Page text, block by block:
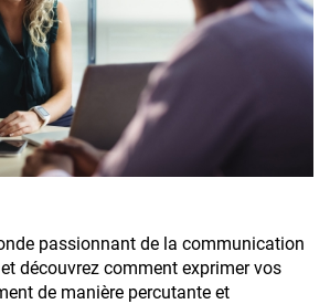
passionnant de la communication
découvrez comment exprimer vos
de manière percutante et